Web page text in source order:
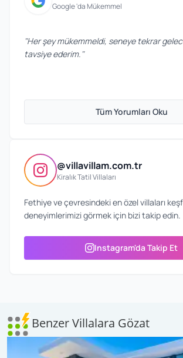
Google 'da Mükemmel
"Her şey mükemmeldi, seneye tekrar
tavsiye ederim. "
Tüm Yorumları Oku
@villavillam.com.tr
Kiralık Tatil Villaları
Fethiye ve çevresindeki en özel villaları
deneyimlerimizi görmek için bizi takip edin.
Instagram'da Takip Et
Benzer Villalara Gözat